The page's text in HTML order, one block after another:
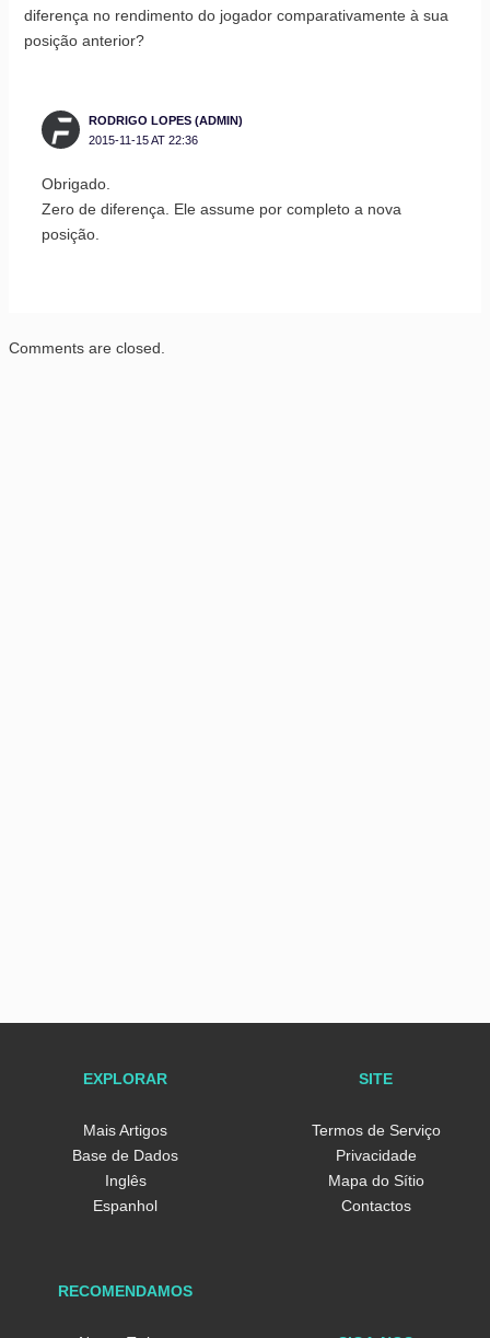
diferença no rendimento do jogador comparativamente à sua
posição anterior?
RODRIGO LOPES (ADMIN)
2015-11-15 AT 22:36
Obrigado.
Zero de diferença. Ele assume por completo a nova
posição.
Comments are closed.
EXPLORAR
Mais Artigos
Base de Dados
Inglês
Espanhol
SITE
Termos de Serviço
Privacidade
Mapa do Sítio
Contactos
RECOMENDAMOS